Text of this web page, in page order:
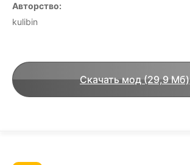
Авторство:
kulibin
Скачать мод (29,9 Мб)